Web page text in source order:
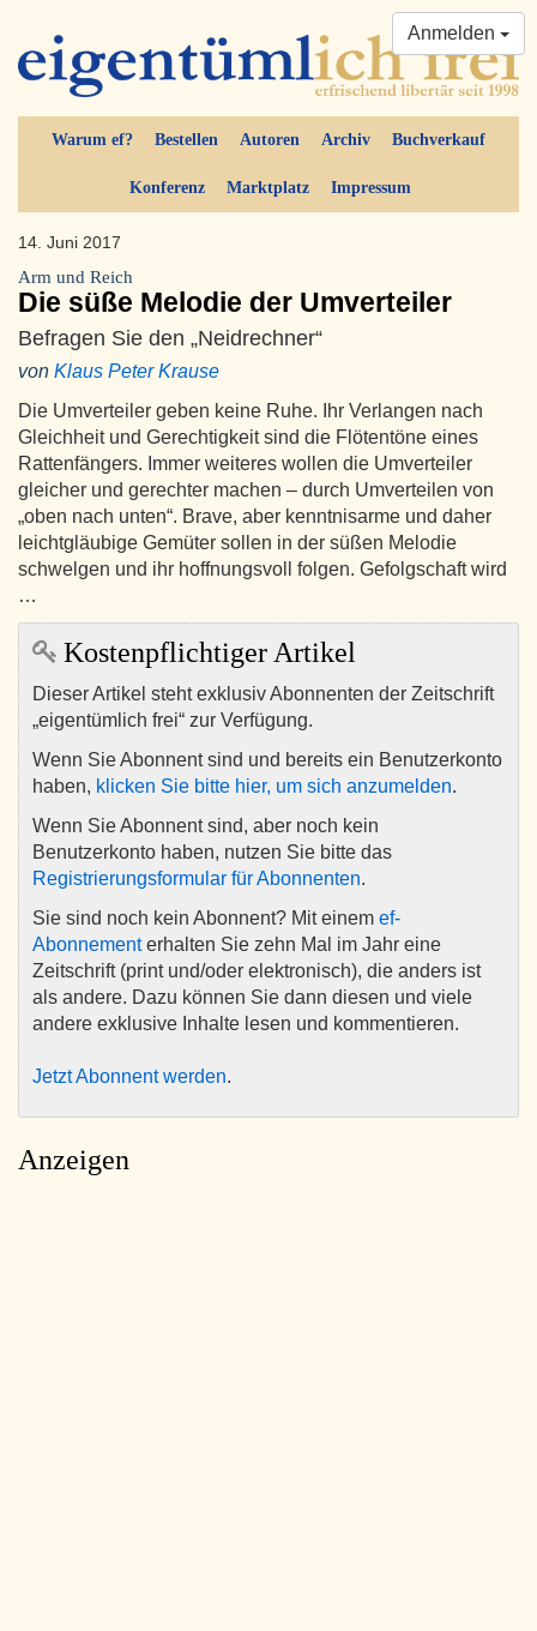
Warum ef? Bestellen Autoren Archiv Buchverkauf
Konferenz Marktplatz Impressum
Anmelden
14. Juni 2017
Arm und Reich
Die süße Melodie der Umverteiler
Befragen Sie den „Neidrechner“
von Klaus Peter Krause
Die Umverteiler geben keine Ruhe. Ihr Verlangen nach
Gleichheit und Gerechtigkeit sind die Flötentöne eines
Rattenfängers. Immer weiteres wollen die Umverteiler
gleicher und gerechter machen – durch Umverteilen von
„oben nach unten“. Brave, aber kenntnisarme und daher
leichtgläubige Gemüter sollen in der süßen Melodie
schwelgen und ihr hoffnungsvoll folgen. Gefolgschaft wird
…
Kostenpflichtiger Artikel
Dieser Artikel steht exklusiv Abonnenten der Zeitschrift
„eigentümlich frei“ zur Verfügung.
Wenn Sie Abonnent sind und bereits ein Benutzerkonto
haben, klicken Sie bitte hier, um sich anzumelden.
Wenn Sie Abonnent sind, aber noch kein
Benutzerkonto haben, nutzen Sie bitte das
Registrierungsformular für Abonnenten.
Sie sind noch kein Abonnent? Mit einem ef-
Abonnementerhalten Sie zehn Mal im Jahr eine
Zeitschrift (print und/oder elektronisch), die anders ist
als andere. Dazu können Sie dann diesen und viele
andere exklusive Inhalte lesen und kommentieren.
Jetzt Abonnent werden.
Anzeigen